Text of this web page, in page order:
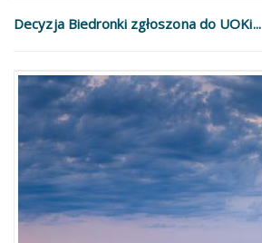
Decyzja Biedronki zgłoszona do UOKi...